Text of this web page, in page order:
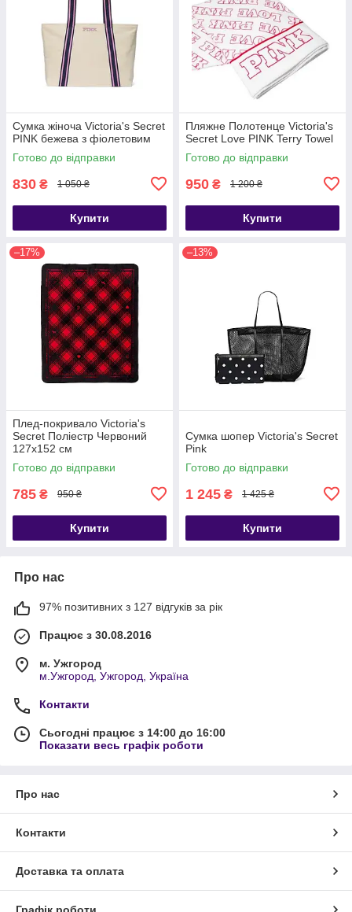
Сумка жіноча Victoria's Secret
PINK бежева з фіолетовим
Готово до відправки
830 ₴ 1 050 ₴
Купити
Пляжне Полотенце Victoria's
Secret Love PINK Terry Towel
Готово до відправки
950 ₴ 1 200 ₴
Купити
–17%
Плед-покривало Victoria's
Secret Поліестр Червоний
127х152 см
Готово до відправки
785 ₴ 950 ₴
Купити
–13%
Сумка шопер Victoria's Secret
Pink
Готово до відправки
1 245 ₴ 1 425 ₴
Купити
Про нас
97% позитивних з 127 відгуків за рік
Працює з 30.08.2016
м. Ужгород
м.Ужгород, Ужгород, Україна
Контакти
Сьогодні працює з 14:00 до 16:00
Показати весь графік роботи
Про нас
Контакти
Доставка та оплата